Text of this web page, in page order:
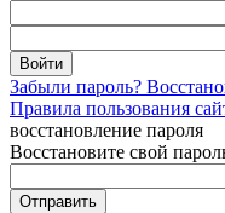
Забыли пароль?
Правила пользования
восстановление пароля
Восстановите свой